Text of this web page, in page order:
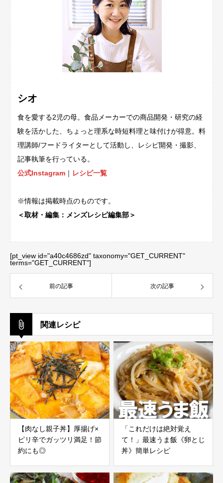
シオ
食を愛する2児の母。食品メーカーでの商品開発・研究の経
験を活かした、ちょっと理系な時短料理と味付けが得意。料
理講師/フードライターとして活動し、レシピ開発・撮影、
記事執筆を行っている。
公式Instagram ｜ レシピ一覧
※情報は掲載時点のものです。
＜取材・編集：メンズレシピ編集部＞
[pt_view id="a40c4686zd" taxonomy="GET_CURRENT"
terms="GET_CURRENT"]
前の記事 次の記事
関連レシピ
【肉なし親子丼】厚揚げ×
ピリ辛でガッツリ満足！節
約にも◎
「これだけは絶対覚え
て！」最速うま飯《卵とじ
丼》簡単レシピ